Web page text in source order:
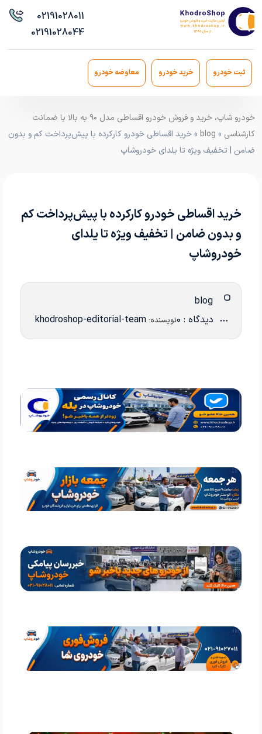
02191028011
02191028044
ثبت خودرو خرید خودرو معاوضه خودرو
خودرو شاپ، خرید و فروش خودرو اقساطی مدل ۹۰ به بالا با ضمانت
کارشناسی »
blog » خرید اقساطی خودرو کارکرده با پیش‌پرداخت کم و بدون
ضامن | تخفیف ویژه تا یلدای خودروشاپ
خرید اقساطی خودرو کارکرده با پیش‌پرداخت کم
و بدون ضامن | تخفیف ویژه تا یلدای
خودروشاپ
دیدگاه : 0 نویسنده: khodroshop-editorial-team